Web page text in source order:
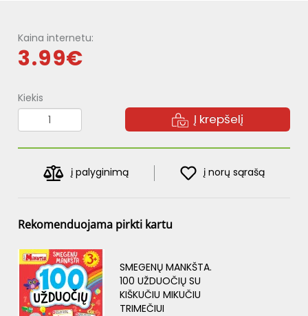
Kaina internetu:
3.99€
Kiekis
Į krepšelį
į palyginimą į norų sąrašą
Rekomenduojama pirkti kartu
SMEGENŲ MANKŠTA.
100 UŽDUOČIŲ SU
KIŠKUČIU MIKUČIU
TRIMEČIUI